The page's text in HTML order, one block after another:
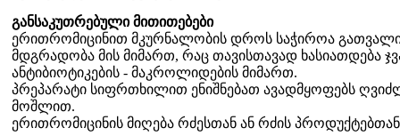
განსაკუთრებული მითითებები
ერითრომიცინით მკურნალობის დროს საჭიროა
მდგრადობა მის მიმართ, რაც თავისთავად ხასიათდება
ანტიბიოტიკების - მაკროლიდების მიმართ.
პრეპარატი სიფრთხილით ენიშნებათ ავადმყოფებს
მოშლით.
ერითრომიცინის მიღება რძესთან ან რძის